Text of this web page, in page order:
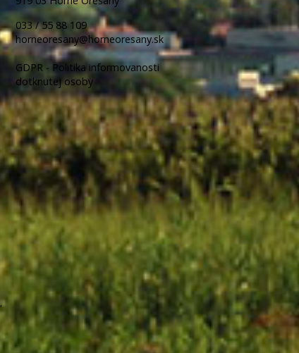
033 / 55 88 109
horneoresany@horneoresany.sk
GDPR - Politika informovanosti
dotknutej osoby
,